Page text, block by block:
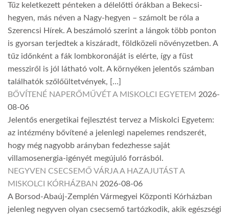
Tűz keletkezett pénteken a délelőtti órákban a Bekecsi-
hegyen, más néven a Nagy-hegyen – számolt be róla a
Szerencsi Hírek. A beszámoló szerint a lángok több ponton
is gyorsan terjedtek a kiszáradt, földközeli növényzetben. A
tűz időnként a fák lombkoronáját is elérte, így a füst
messziről is jól látható volt. A környéken jelentős számban
találhatók szőlőültetvények, […]
BŐVÍTENÉ NAPERŐMŰVÉT A MISKOLCI EGYETEM 2026-
08-06
Jelentős energetikai fejlesztést tervez a Miskolci Egyetem:
az intézmény bővítené a jelenlegi napelemes rendszerét,
hogy még nagyobb arányban fedezhesse saját
villamosenergia-igényét megújuló forrásból.
NEGYVEN CSECSEMŐ VÁRJA A HAZAJUTÁST A
MISKOLCI KÓRHÁZBAN 2026-08-06
A Borsod-Abaúj-Zemplén Vármegyei Központi Kórházban
jelenleg negyven olyan csecsemő tartózkodik, akik egészségi